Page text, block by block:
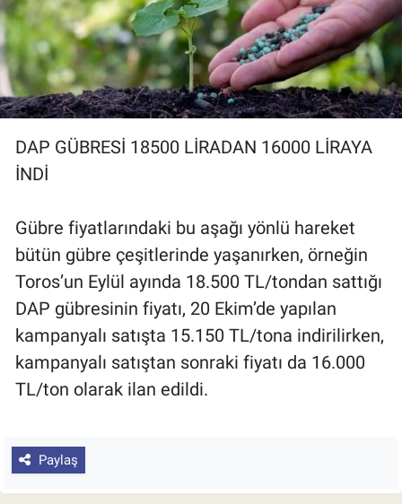
DAP GÜBRESİ 18500 LİRADAN 16000 LİRAYA
İNDİ
Gübre fiyatlarındaki bu aşağı yönlü hareket
bütün gübre çeşitlerinde yaşanırken, örneğin
Toros’un Eylül ayında 18.500 TL/tondan sattığı
DAP gübresinin fiyatı, 20 Ekim’de yapılan
kampanyalı satışta 15.150 TL/tona indirilirken,
kampanyalı satıştan sonraki fiyatı da 16.000
TL/ton olarak ilan edildi.
Paylaş